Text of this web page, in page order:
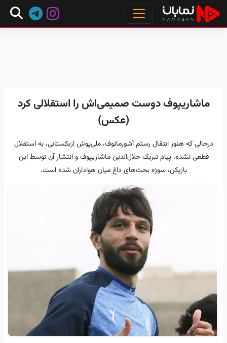
ماشاریپوف دوست صمیمی‌اش را استقلالی کرد
(عکس)
درحالی که هنوز انتقال رستم آشورماتوف، ملی‌پوش ازبکستانی، به استقلال
قطعی نشده، پیام تبریک جلال‌الدین ماشاریپوف و انتشار آن توسط این
بازیکن، سوژه بحث‌های داغ میان هواداران شده است.